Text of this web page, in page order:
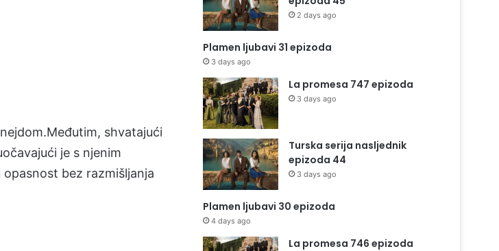
shvatajući
je s njenim
bez razmišljanja
2 days ago
Plamen ljubavi 31 epizoda
3 days ago
La promesa 747 epizoda
3 days ago
Turska serija nasljednik
epizoda 44
3 days ago
Plamen ljubavi 30 epizoda
4 days ago
La promesa 746 epizoda